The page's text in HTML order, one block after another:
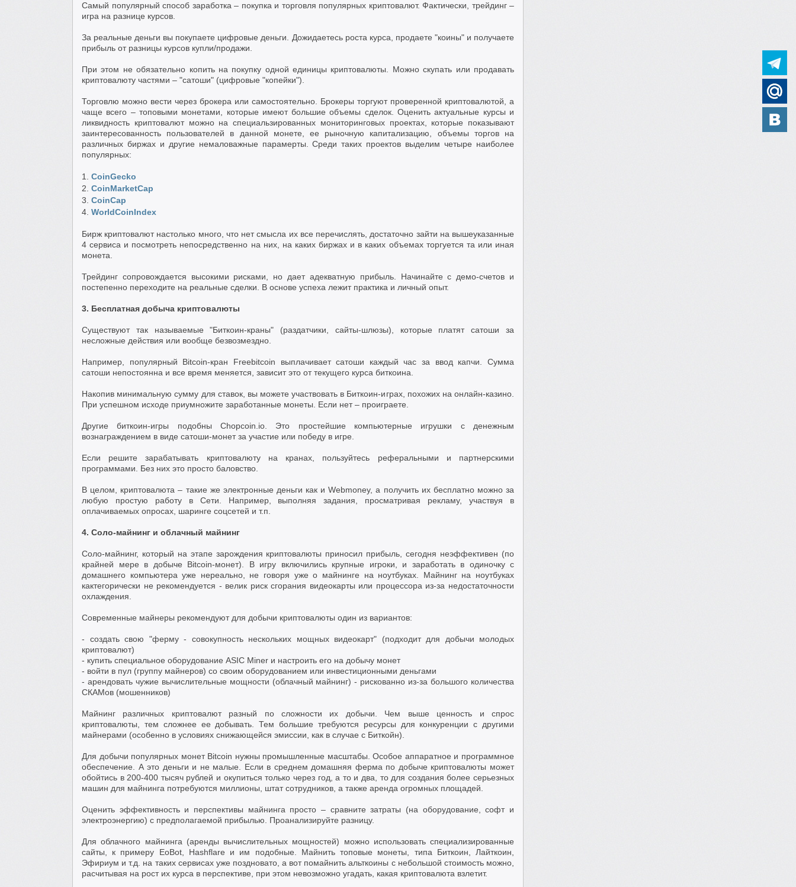
Самый популярный способ заработка – покупка и торговля популярных криптовалют. Фактически, трейдинг –
игра на разнице курсов.
За реальные деньги вы покупаете цифровые деньги. Дожидаетесь роста курса, продаете "коины" и получаете
прибыль от разницы курсов купли/продажи.
При этом не обязательно копить на покупку одной единицы криптовалюты. Можно скупать или продавать
криптовалюту частями – "сатоши" (цифровые "копейки").
Торговлю можно вести через брокера или самостоятельно. Брокеры торгуют проверенной криптовалютой, а
чаще всего – топовыми монетами, которые имеют большие объемы сделок. Оценить актуальные курсы и
ликвидность криптовалют можно на специальзированных мониторинговых проектах, которые показывают
заинтересованность пользователей в данной монете, ее рыночную капитализацию, объемы торгов на
различных биржах и другие немаловажные парамерты. Среди таких проектов выделим четыре наиболее
популярных:
1. CoinGecko
2. CoinMarketCap
3. CoinCap
4. WorldCoinIndex
Бирж криптовалют настолько много, что нет смысла их все перечислять, достаточно зайти на вышеуказанные
4 сервиса и посмотреть непосредственно на них, на каких биржах и в каких объемах торгуется та или иная
монета.
Трейдинг сопровождается высокими рисками, но дает адекватную прибыль. Начинайте с демо-счетов и
постепенно переходите на реальные сделки. В основе успеха лежит практика и личный опыт.
3. Бесплатная добыча криптовалюты
Существуют так называемые "Биткоин-краны" (раздатчики, сайты-шлюзы), которые платят сатоши за
несложные действия или вообще безвозмездно.
Например, популярный Bitcoin-кран Freebitcoin выплачивает сатоши каждый час за ввод капчи. Сумма
сатоши непостоянна и все время меняется, зависит это от текущего курса биткоина.
Накопив минимальную сумму для ставок, вы можете участвовать в Биткоин-играх, похожих на онлайн-казино.
При успешном исходе приумножите заработанные монеты. Если нет – проиграете.
Другие биткоин-игры подобны Chopcoin.io. Это простейшие компьютерные игрушки с денежным
вознаграждением в виде сатоши-монет за участие или победу в игре.
Если решите зарабатывать криптовалюту на кранах, пользуйтесь реферальными и партнерскими
программами. Без них это просто баловство.
В целом, криптовалюта – такие же электронные деньги как и Webmoney, а получить их бесплатно можно за
любую простую работу в Сети. Например, выполняя задания, просматривая рекламу, участвуя в
оплачиваемых опросах, шаринге соцсетей и т.п.
4. Соло-майнинг и облачный майнинг
Соло-майнинг, который на этапе зарождения криптовалюты приносил прибыль, сегодня неэффективен (по
крайней мере в добыче Bitcoin-монет). В игру включились крупные игроки, и заработать в одиночку с
домашнего компьютера уже нереально, не говоря уже о майнинге на ноутбуках. Майнинг на ноутбуках
кактегорически не рекомендуется - велик риск сгорания видеокарты или процессора из-за недостаточности
охлаждения.
Современные майнеры рекомендуют для добычи криптовалюты один из вариантов:
- создать свою "ферму - совокупность нескольких мощных видеокарт" (подходит для добычи молодых
криптовалют)
- купить специальное оборудование ASIC Miner и настроить его на добычу монет
- войти в пул (группу майнеров) со своим оборудованием или инвестиционными деньгами
- арендовать чужие вычислительные мощности (облачный майнинг) - рискованно из-за большого количества
СКАМов (мошенников)
Майнинг различных криптовалют разный по сложности их добычи. Чем выше ценность и спрос
криптовалюты, тем сложнее ее добывать. Тем большие требуются ресурсы для конкуренции с другими
майнерами (особенно в условиях снижающейся эмиссии, как в случае с Биткойн).
Для добычи популярных монет Bitcoin нужны промышленные масштабы. Особое аппаратное и программное
обеспечение. А это деньги и не малые. Если в среднем домашняя ферма по добыче криптовалюты может
обойтись в 200-400 тысяч рублей и окупиться только через год, а то и два, то для создания более серьезных
машин для майнинга потребуются миллионы, штат сотрудников, а также аренда огромных площадей.
Оценить эффективность и перспективы майнинга просто – сравните затраты (на оборудование, софт и
электроэнергию) с предполагаемой прибылью. Проанализируйте разницу.
Для облачного майнинга (аренды вычислительных мощностей) можно использовать специализированные
сайты, к примеру EoBot,
Hashflare и им подобные. Майнить топовые монеты, типа Биткоин, Лайткоин,
Эфириум и т.д. на таких сервисах уже поздновато, а вот помайнить альткоины с небольшой стоимость можно,
расчитывая на рост их курса в перспективе, при этом невозможно угадать, какая криптовалюта взлетит.